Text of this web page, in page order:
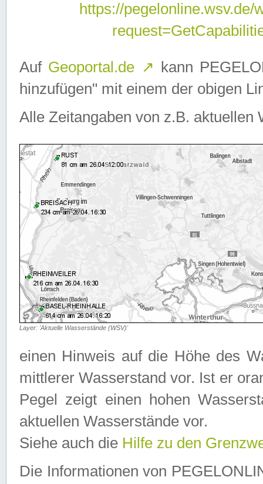
https://
Auf Geoportal.de ↗ kann
hinzufügen" mit einem der obigen
Alle Zeitangaben von z.B. aktuellen
Layer: 'Aktuelle Wasserstände (WSV)'
einen Hinweis auf die Höhe des
mittlerer Wasserstand vor. Ist er
Pegel zeigt einen hohen
aktuellen Wasserstände vor.
Siehe auch die Hilfe zu den
Die Informationen von